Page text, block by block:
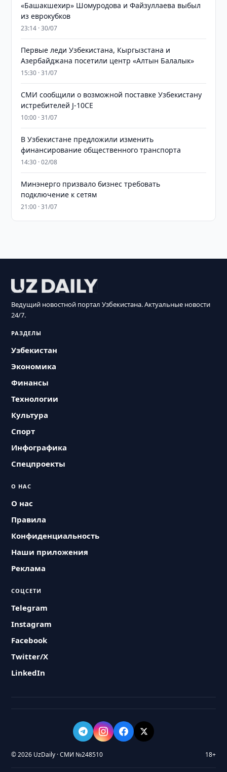
«Башакшехир» Шомуродова и Файзуллаева выбыл
из еврокубков
23:14 · 30/07
Первые леди Узбекистана, Кыргызстана и
Азербайджана посетили центр «Алтын Балалык»
15:30 · 31/07
СМИ сообщили о возможной поставке Узбекистану
истребителей J-10CE
10:00 · 31/07
В Узбекистане предложили изменить
финансирование общественного транспорта
14:30 · 02/08
Минэнерго призвало бизнес требовать
подключение к сетям
21:00 · 31/07
Ведущий новостной портал Узбекистана. Актуальные новости
24/7.
РАЗДЕЛЫ
Узбекистан
Экономика
Финансы
Технологии
Культура
Спорт
Инфографика
Спецпроекты
О НАС
О нас
Правила
Конфиденциальность
Наши приложения
Реклама
СОЦСЕТИ
Telegram
Instagram
Facebook
Twitter/X
LinkedIn
© 2026 UzDaily · СМИ №248510 18+